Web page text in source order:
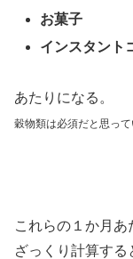
お菓子
インスタント
あたりになる。
穀物類は必須だと思っ
これらの１か月あ
ざっくり計算する